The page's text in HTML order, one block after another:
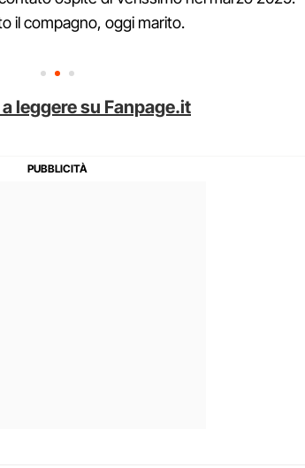
il compagno, oggi marito.
leggere su Fanpage.it